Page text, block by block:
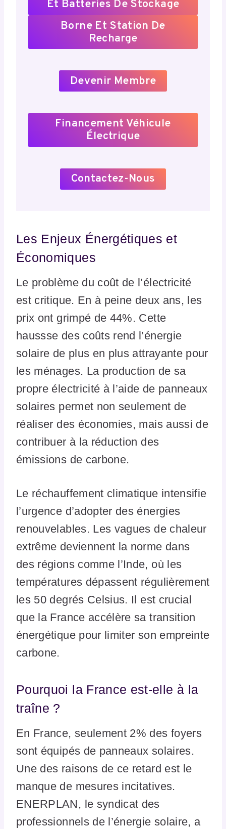
Et Batteries De Stockage
Borne Et Station De
Recharge
Devenir Membre
Financement Véhicule
Électrique
Contactez-Nous
Les Enjeux Énergétiques et
Économiques
Le problème du coût de l’électricité
est critique. En à peine deux ans, les
prix ont grimpé de 44%. Cette
haussse des coûts rend l’énergie
solaire de plus en plus attrayante pour
les ménages. La production de sa
propre électricité à l’aide de panneaux
solaires permet non seulement de
réaliser des économies, mais aussi de
contribuer à la réduction des
émissions de carbone.
Le réchauffement climatique intensifie
l’urgence d’adopter des énergies
renouvelables. Les vagues de chaleur
extrême deviennent la norme dans
des régions comme l’Inde, où les
températures dépassent régulièrement
les 50 degrés Celsius. Il est crucial
que la France accélère sa transition
énergétique pour limiter son empreinte
carbone.
Pourquoi la France est-elle à la
traîne ?
En France, seulement 2% des foyers
sont équipés de panneaux solaires.
Une des raisons de ce retard est le
manque de mesures incitatives.
ENERPLAN, le syndicat des
professionnels de l’énergie solaire, a